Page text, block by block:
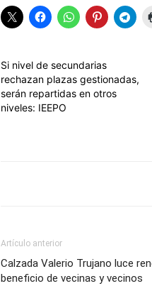
Si nivel de secundarias
rechazan plazas gestionadas,
serán repartidas en otros
niveles: IEEPO
Artículo anterior
Calzada Valerio Trujano luce
beneficio de vecinas y vecinos